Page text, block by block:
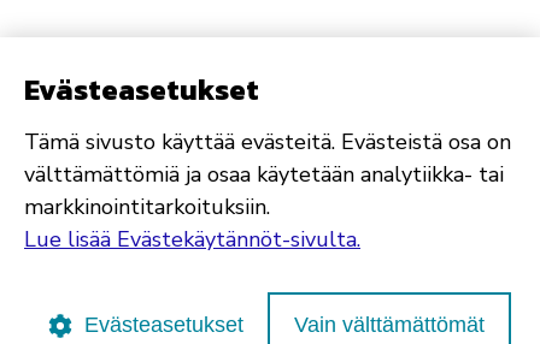
Evästeasetukset
Tämä sivusto käyttää evästeitä. Evästeistä osa on
välttämättömiä ja osaa käytetään analytiikka- tai
markkinointitarkoituksiin.
Lue lisää Evästekäytännöt-sivulta.
Evästeasetukset Vain välttämättömät